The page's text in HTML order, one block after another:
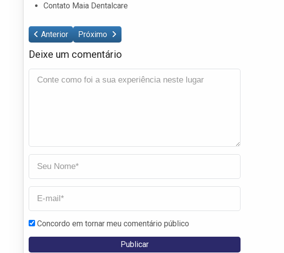
Contato Maia Dentalcare
Anterior Próximo
Deixe um comentário
Concordo em tornar meu comentário público